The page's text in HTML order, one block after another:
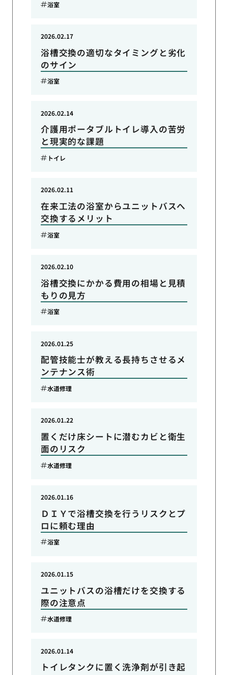
浴室
浴槽交換の適切なタイミングと劣化
のサイン
2026.02.17
浴室
介護用ポータブルトイレ導入の苦労
と現実的な課題
2026.02.14
トイレ
在来工法の浴室からユニットバスへ
交換するメリット
2026.02.11
浴室
浴槽交換にかかる費用の相場と見積
もりの見方
2026.02.10
浴室
配管技能士が教える長持ちさせるメ
ンテナンス術
2026.01.25
水道修理
置くだけ床シートに潜むカビと衛生
面のリスク
2026.01.22
水道修理
ＤＩＹで浴槽交換を行うリスクとプ
ロに頼む理由
2026.01.16
浴室
ユニットバスの浴槽だけを交換する
際の注意点
2026.01.15
水道修理
トイレタンクに置く洗浄剤が引き起
2026.01.14